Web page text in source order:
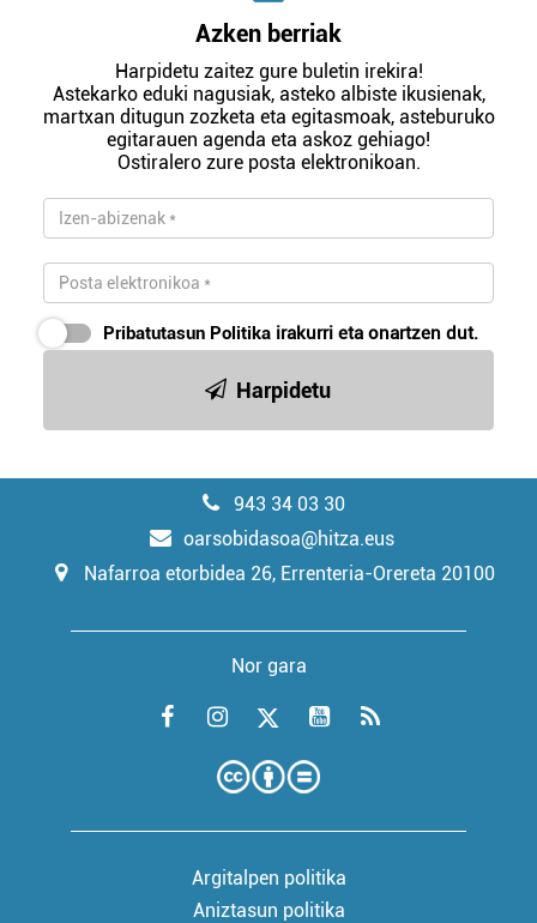
Azken berriak
Harpidetu zaitez gure buletin irekira!
Astekarko eduki nagusiak, asteko albiste ikusienak,
martxan ditugun zozketa eta egitasmoak, asteburuko
egitarauen agenda eta askoz gehiago!
Ostiralero zure posta elektronikoan.
Pribatutasun Politika irakurri eta onartzen dut.
Harpidetu
943 34 03 30
oarsobidasoa@hitza.eus
Nafarroa etorbidea 26, Errenteria-Orereta 20100
Nor gara
Argitalpen politika
Aniztasun politika